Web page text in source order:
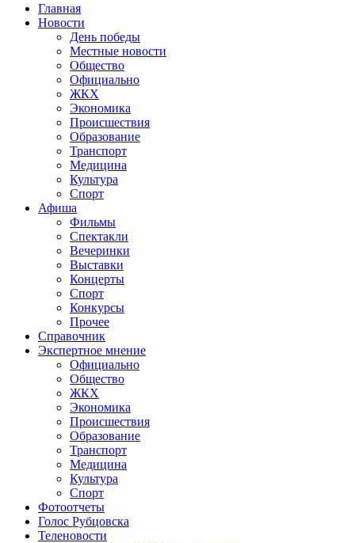
Главная
Новости
День победы
Местные новости
Общество
Официально
ЖКХ
Экономика
Происшествия
Образование
Транспорт
Медицина
Культура
Спорт
Афиша
Фильмы
Спектакли
Вечеринки
Выставки
Концерты
Спорт
Конкурсы
Прочее
Справочник
Экспертное мнение
Официально
Общество
ЖКХ
Экономика
Происшествия
Образование
Транспорт
Медицина
Культура
Спорт
Фотоотчеты
Голос Рубцовска
Теленовости